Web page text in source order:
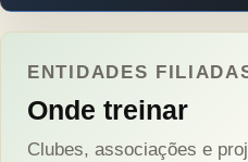
ENTIDADES
Onde treinar
Clubes, associações e